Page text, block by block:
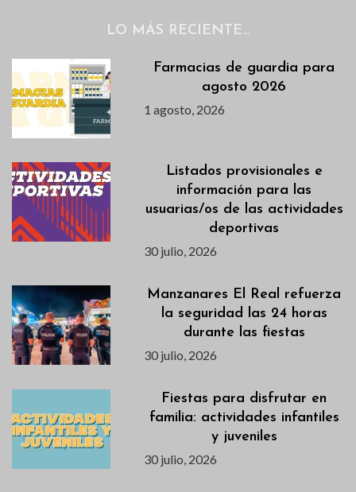
LO MÁS RECIENTE…
Farmacias de guardia para
agosto 2026
1 agosto, 2026
Listados provisionales e
información para las
usuarias/os de las actividades
deportivas
30 julio, 2026
Manzanares El Real refuerza
la seguridad las 24 horas
durante las fiestas
30 julio, 2026
Fiestas para disfrutar en
familia: actividades infantiles
y juveniles
30 julio, 2026